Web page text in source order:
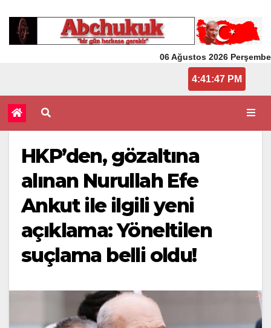
06 Ağustos 2026 Perşembe
4:41:47 PM
HKP’den, gözaltına
alınan Nurullah Efe
Ankut ile ilgili yeni
açıklama: Yöneltilen
suçlama belli oldu!